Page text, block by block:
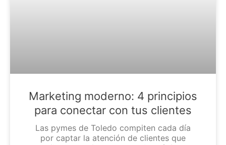
Marketing moderno: 4 principios
para conectar con tus clientes
Las pymes de Toledo compiten cada día
por captar la atención de clientes que